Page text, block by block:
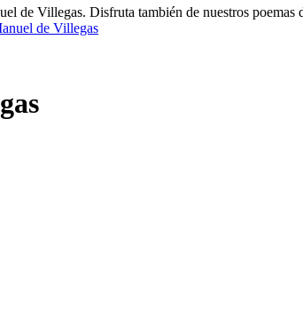
de Villegas. Disfruta también de nuestros
de Villegas